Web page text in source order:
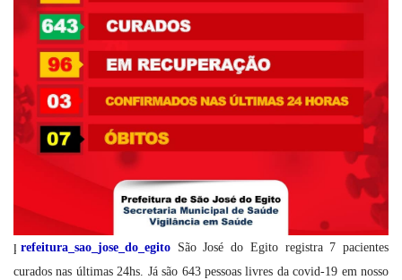
p refeitura_sao_jose_do_egito São José do Egito registra 7 pacientes
curados nas últimas 24hs. Já são 643 pessoas livres da covid-19 em nosso